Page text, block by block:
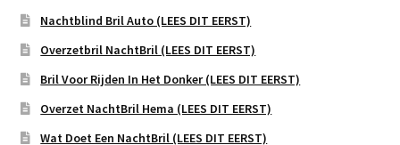
Nachtblind Bril Auto (LEES DIT EERST)
Overzetbril NachtBril (LEES DIT EERST)
Bril Voor Rijden In Het Donker (LEES DIT EERST)
Overzet NachtBril Hema (LEES DIT EERST)
Wat Doet Een NachtBril (LEES DIT EERST)